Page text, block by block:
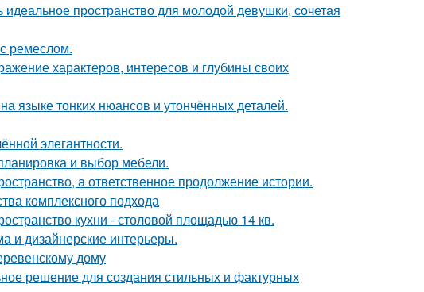
идеальное пространство для молодой девушки, сочетая
ремеслом.
характеров, интересов и глубины своих
языке тонких нюансов и утончённых деталей.
элегантности.
и выбор мебели.
а ответственное продолжение истории.
комплексного подхода
кухни - столовой площадью 14 кв.
и дизайнерские интерьеры.
дому
решение для создания стильных и фактурных